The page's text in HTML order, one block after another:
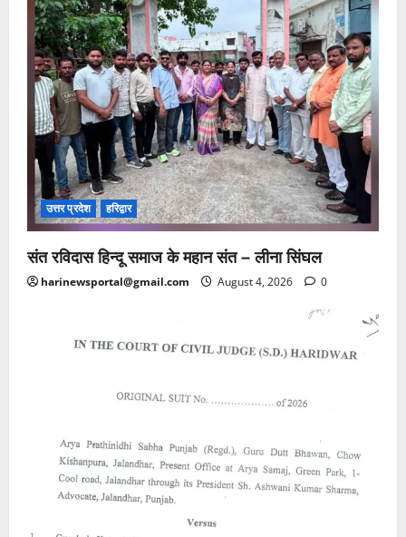
उत्तर प्रदेश हरिद्वार
संत रविदास हिन्दू समाज के महान संत – लीना सिंघल
harinewsportal@gmail.com August 4, 2026 0